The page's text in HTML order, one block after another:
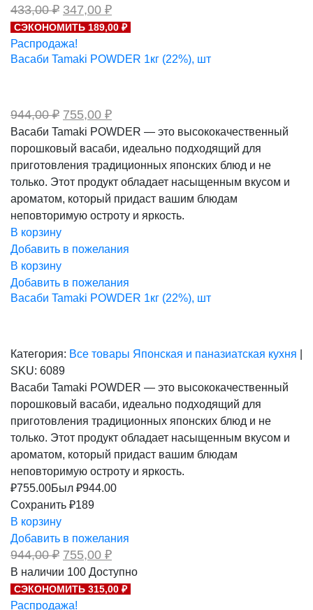
433,00₽ Первоначальная
цена
составляла
433,00 ₽.
347,00 ₽Текущая
цена:
347,00 ₽.
СЭКОНОМИТЬ 189,00 ₽
Распродажа!
Васаби Tamaki POWDER 1кг (22%), шт
944,00₽ Первоначальная
цена
составляла
944,00 ₽.
755,00 ₽Текущая
цена:
755,00 ₽.
Васаби Tamaki POWDER — это высококачественный
порошковый васаби, идеально подходящий для
приготовления традиционных японских блюд и не
только. Этот продукт обладает насыщенным вкусом и
ароматом, который придаст вашим блюдам
неповторимую остроту и яркость.
В корзину
Добавить в пожелания
В корзину
Добавить в пожелания
Васаби Tamaki POWDER 1кг (22%), шт
Категория: Все товары Японская и паназиатская кухня
SKU: 6089
Васаби Tamaki POWDER — это высококачественный
порошковый васаби, идеально подходящий для
приготовления традиционных японских блюд и не
только. Этот продукт обладает насыщенным вкусом и
ароматом, который придаст вашим блюдам
неповторимую остроту и яркость.
₽755.00Был ₽944.00
Сохранить ₽189
В корзину
Добавить в пожелания
944,00₽ Первоначальная
цена
составляла
944,00 ₽.
755,00 ₽Текущая
755,00 ₽.
В наличии 100 Доступно
СЭКОНОМИТЬ 315,00 ₽
Распродажа!